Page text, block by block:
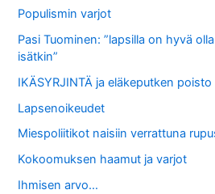
Populismin varjot
Pasi Tuominen: ”lapsilla on hyvä
isätkin”
IKÄSYRJINTÄ ja eläkeputken poisto
Lapsenoikeudet
Miespoliitikot naisiin verrattuna
Kokoomuksen haamut ja varjot
Ihmisen arvo…